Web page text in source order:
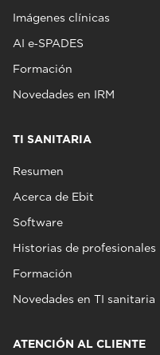
Imágenes clínicas
AI e‑SPADES
Formación
Novedades en IRM
TI SANITARIA
Resumen
Acerca de Ebit
Software
Historias de profesionales
Formación
Novedades en TI sanitaria
ATENCIÓN AL CLIENTE